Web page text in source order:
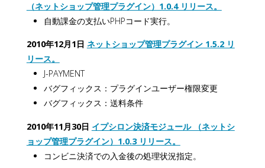
（ネットショップ管理プラグイン）1.0.4 リリース。
自動課金の支払いPHPコード実行。
2010年12月1日 ネットショップ管理プラグイン 1.5.2 リ
リース。
J-PAYMENT
バグフィックス：プラグインユーザー権限変更
バグフィックス：送料条件
2010年11月30日 イプシロン決済モジュール （ネットシ
ョップ管理プラグイン）1.0.3 リリース。
コンビニ決済での入金後の処理状況指定。